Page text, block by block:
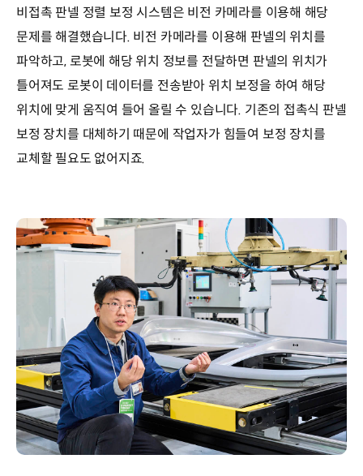
비접촉 판넬 정렬 보정 시스템은 비전 카메라를 이용해 해당
문제를 해결했습니다. 비전 카메라를 이용해 판넬의 위치를
파악하고, 로봇에 해당 위치 정보를 전달하면 판넬의 위치가
틀어져도 로봇이 데이터를 전송받아 위치 보정을 하여 해당
위치에 맞게 움직여 들어 올릴 수 있습니다. 기존의 접촉식 판넬
보정 장치를 대체하기 때문에 작업자가 힘들여 보정 장치를
교체할 필요도 없어지죠.